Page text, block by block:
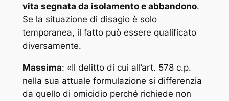
vita segnata da isolamento e abbandono.
Se la situazione di disagio è solo
temporanea, il fatto può essere qualificato
diversamente.
Massima: «Il delitto di cui all’art. 578 c.p.
nella sua attuale formulazione si differenzia
da quello di omicidio perché richiede non